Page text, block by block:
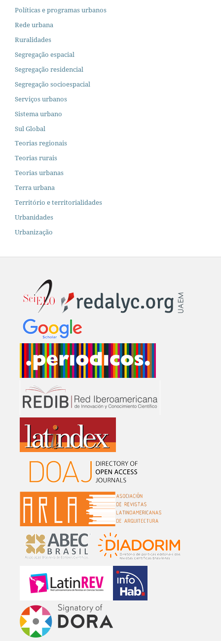
Políticas e programas urbanos
Rede urbana
Ruralidades
Segregação espacial
Segregação residencial
Segregação socioespacial
Serviços urbanos
Sistema urbano
Sul Global
Teorias regionais
Teorias rurais
Teorias urbanas
Terra urbana
Território e territorialidades
Urbanidades
Urbanização